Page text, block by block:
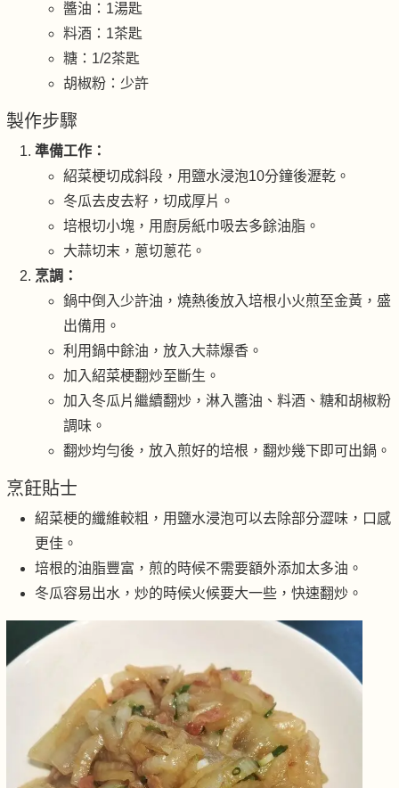
醬油：1湯匙
料酒：1茶匙
糖：1/2茶匙
胡椒粉：少許
製作步驟
準備工作：
紹菜梗切成斜段，用鹽水浸泡10分鐘後瀝乾。
冬瓜去皮去籽，切成厚片。
培根切小塊，用廚房紙巾吸去多餘油脂。
大蒜切末，蔥切蔥花。
烹調：
鍋中倒入少許油，燒熱後放入培根小火煎至金黃，盛
出備用。
利用鍋中餘油，放入大蒜爆香。
加入紹菜梗翻炒至斷生。
加入冬瓜片繼續翻炒，淋入醬油、料酒、糖和胡椒粉
調味。
翻炒均勻後，放入煎好的培根，翻炒幾下即可出鍋。
烹飪貼士
紹菜梗的纖維較粗，用鹽水浸泡可以去除部分澀味，口感
更佳。
培根的油脂豐富，煎的時候不需要額外添加太多油。
冬瓜容易出水，炒的時候火候要大一些，快速翻炒。